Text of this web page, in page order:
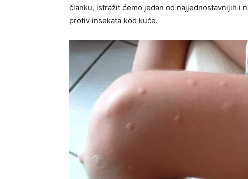
članku, istražit ćemo jedan od najjednostavnijih i
protiv insekata kod kuće.